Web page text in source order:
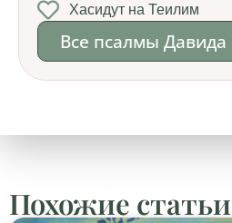
Хасидут на Теилим
Все псалмы Давида
Похожие статьи